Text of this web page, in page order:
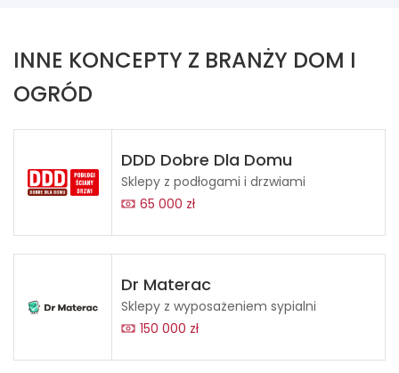
INNE KONCEPTY Z BRANŻY DOM I
OGRÓD
DDD Dobre Dla Domu
Sklepy z podłogami i drzwiami
65 000 zł
Dr Materac
Sklepy z wyposażeniem sypialni
150 000 zł